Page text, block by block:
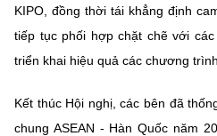
KIPO, đồng thời tái khẳng định
tiếp tục phối hợp chặt chẽ với
triển khai hiệu quả các chương
Kết thúc Hội nghị, các bên đã
chung ASEAN - Hàn Quốc năm